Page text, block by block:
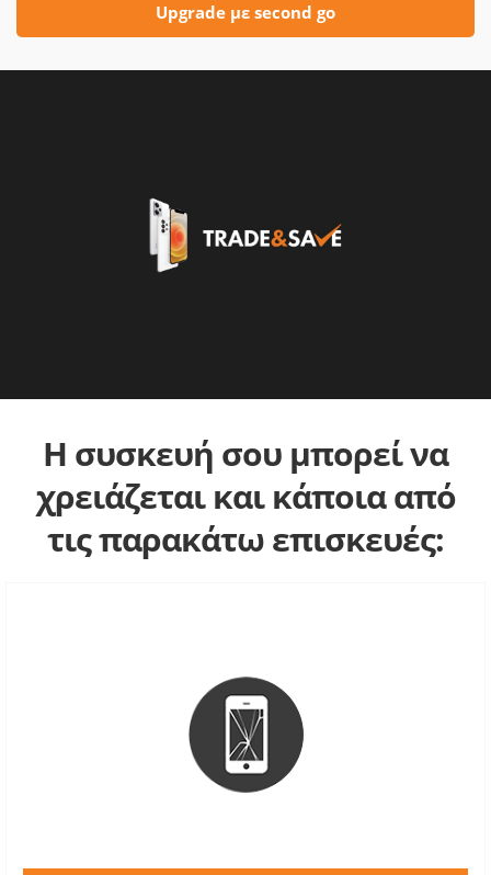
Upgrade με second go
Η συσκευή σου μπορεί να
χρειάζεται και κάποια από
τις παρακάτω επισκευές: